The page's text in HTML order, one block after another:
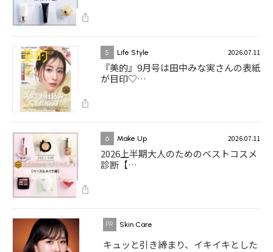
5 Life Style 2026.07.11
『美的』9月号は田中みな実さんの表紙
が目印♡…
6 Make Up 2026.07.11
2026上半期大人のためのベストコスメ
診断【…
Skin Care
キュッと引き締まり、イキイキとした